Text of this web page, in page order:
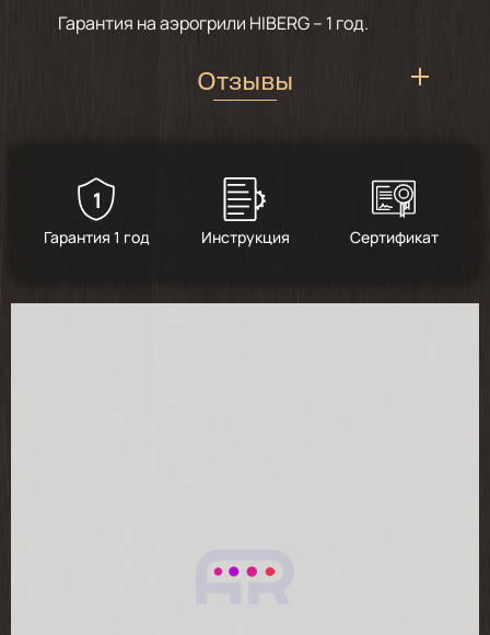
Гарантия на аэрогрили HIBERG – 1 год.
Отзывы
Проблема была с моей картой, поэтому я не
1
Гарантия 1 год Инструкция Сертификат